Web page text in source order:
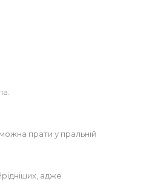
прати у пральній
адже